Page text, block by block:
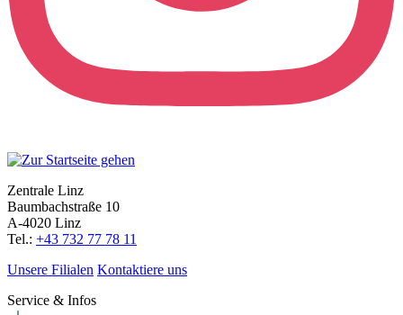
Zentrale Linz
Baumbachstraße 10
A-4020 Linz
Tel.: +43 732 77 78 11
Unsere Filialen Kontaktiere uns
Service & Infos